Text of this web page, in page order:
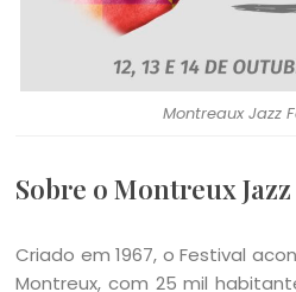
Montreaux Jazz
Sobre o Montreux
Criado em 1967, o Festival
Montreux, com 25 mil